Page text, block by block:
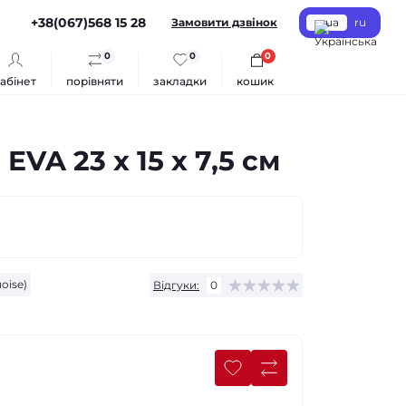
+38(067)568 15 28 Замовити дзвінок ua ru
порівняти
0
закладки
0
кошик
0
23 х 15 х 7,5 см
Відгуки: 0